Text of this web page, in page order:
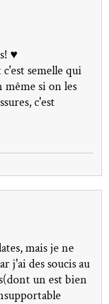
♥
semelle qui
même si on les
c'est
mais je ne
j'ai des soucis au
un est bien